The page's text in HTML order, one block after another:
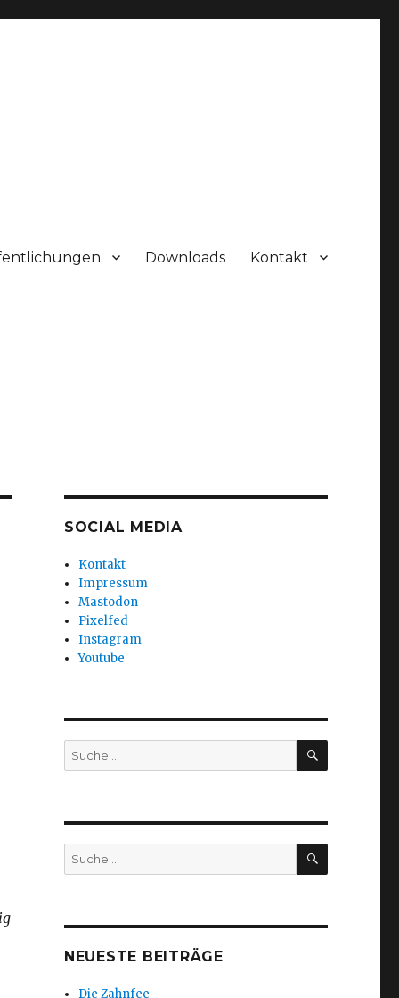
Downloads Kontakt
SOCIAL MEDIA
Kontakt
Impressum
Mastodon
Pixelfed
Instagram
Youtube
Suche
nach:
SUCHEN
Suche
nach:
SUCHEN
NEUESTE BEITRÄGE
Die Zahnfee